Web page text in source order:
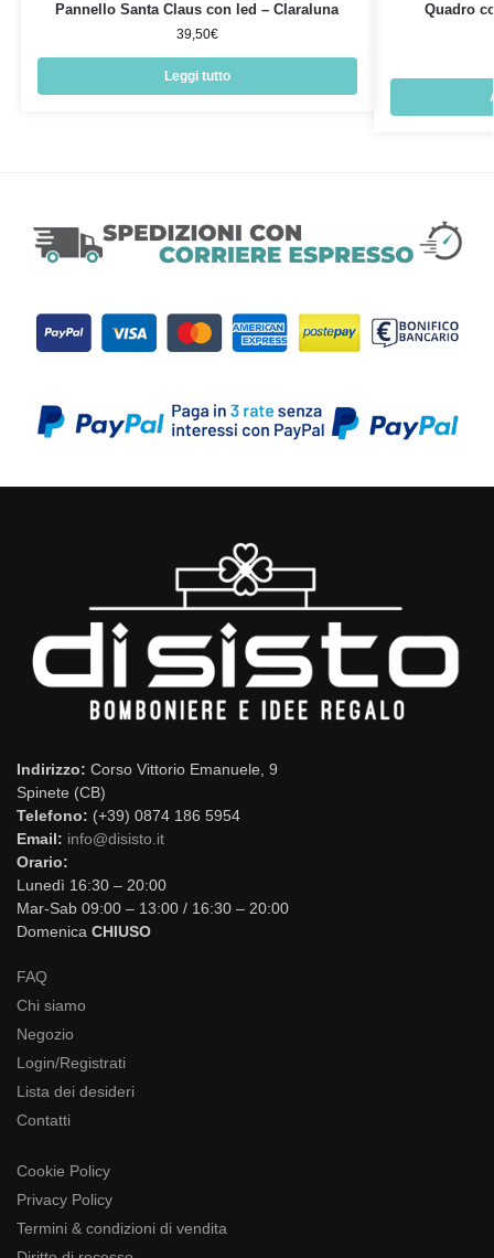
Pannello Santa Claus con led – Claraluna
39,50€
Leggi tutto
Quadro
Indirizzo: Corso Vittorio Emanuele, 9
Spinete (CB)
Telefono: (+39) 0874 186 5954
Email: info@disisto.it
Orario:
Lunedì 16:30 – 20:00
Mar-Sab 09:00 – 13:00 / 16:30 – 20:00
Domenica CHIUSO
FAQ
Chi siamo
Negozio
Login/Registrati
Lista dei desideri
Contatti
Cookie Policy
Privacy Policy
Termini & condizioni di vendita